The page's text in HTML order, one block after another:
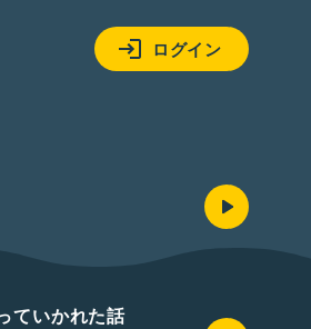
ログイン
ていかれた話